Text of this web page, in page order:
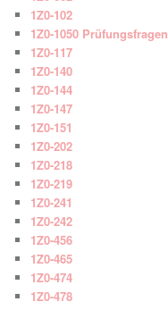
1Z0-102
1Z0-1050 Prüfungsfragen
1Z0-117
1Z0-140
1Z0-144
1Z0-147
1Z0-151
1Z0-202
1Z0-218
1Z0-219
1Z0-241
1Z0-242
1Z0-456
1Z0-465
1Z0-474
1Z0-478